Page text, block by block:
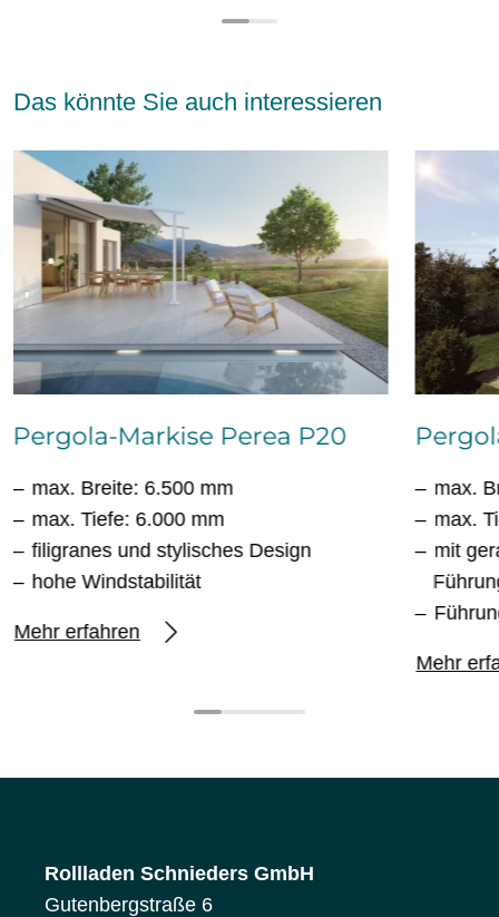
Das könnte Sie auch interessieren
Pergola-Markise Perea P20
max. Breite: 6.500 mm
max. Tiefe: 6.000 mm
filigranes und stylisches Design
hohe Windstabilität
Mehr erfahren
max.
max.
mit
Mehr
Rollladen Schnieders GmbH
Gutenbergstraße 6